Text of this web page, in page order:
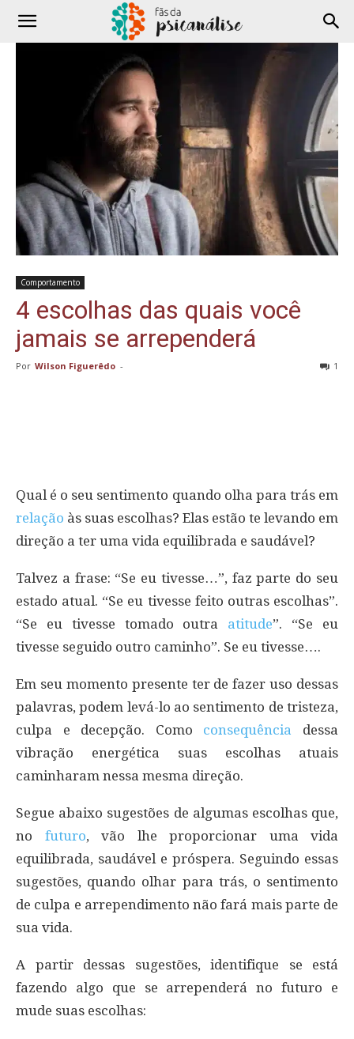
Comportamento
4 escolhas das quais você
jamais se arrependerá
Por Wilson Figuerêdo - 1
Qual é o seu sentimento quando olha para trás em
relação às suas escolhas? Elas estão te levando em
direção a ter uma vida equilibrada e saudável?
Talvez a frase: “Se eu tivesse…”, faz parte do seu
estado atual. “Se eu tivesse feito outras escolhas”.
“Se eu tivesse tomado outra atitude”. “Se eu
tivesse seguido outro caminho”. Se eu tivesse….
Em seu momento presente ter de fazer uso dessas
palavras, podem levá-lo ao sentimento de tristeza,
culpa e decepção. Como consequência dessa
vibração energética suas escolhas atuais
caminharam nessa mesma direção.
Segue abaixo sugestões de algumas escolhas que,
no futuro, vão lhe proporcionar uma vida
equilibrada, saudável e próspera. Seguindo essas
sugestões, quando olhar para trás, o sentimento
de culpa e arrependimento não fará mais parte de
sua vida.
A partir dessas sugestões, identifique se está
fazendo algo que se arrependerá no futuro e
mude suas escolhas: